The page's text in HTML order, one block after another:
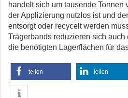
handelt sich um tausende Tonnen
der Applizierung nutzlos ist und
entsorgt oder recycelt werden
Trägerbands reduzieren sich auch
die benötigten Lagerflächen für
teilen teilen